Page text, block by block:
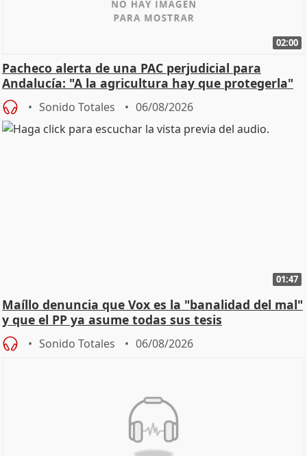
02:00
Pacheco alerta de una PAC perjudicial para
Andalucía: "A la agricultura hay que protegerla"
Sonido Totales 06/08/2026
01:47
Maíllo denuncia que Vox es la "banalidad del mal"
y que el PP ya asume todas sus tesis
Sonido Totales 06/08/2026